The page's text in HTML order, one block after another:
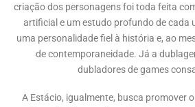
criação dos personagens foi toda feita
artificial e um estudo profundo de cada
uma personalidade fiel à história e, ao
de contemporaneidade. Já a
dubladores de games
A Estácio, igualmente, busca promover